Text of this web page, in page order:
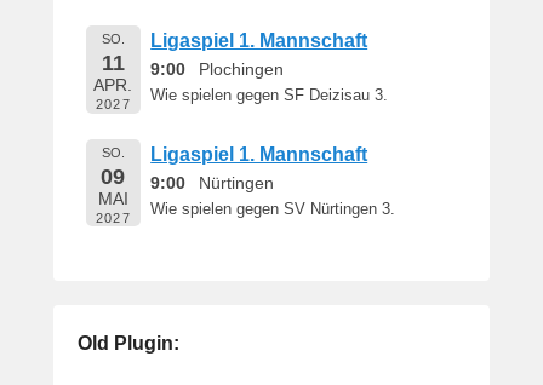
SO.
11
APR.
2027
Ligaspiel 1. Mannschaft
9:00 Plochingen
Wie spielen gegen SF Deizisau 3.
SO.
09
MAI
2027
Ligaspiel 1. Mannschaft
9:00 Nürtingen
Wie spielen gegen SV Nürtingen 3.
Old Plugin: